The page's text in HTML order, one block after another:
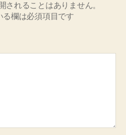
されることはありません。
る欄は必須項目です